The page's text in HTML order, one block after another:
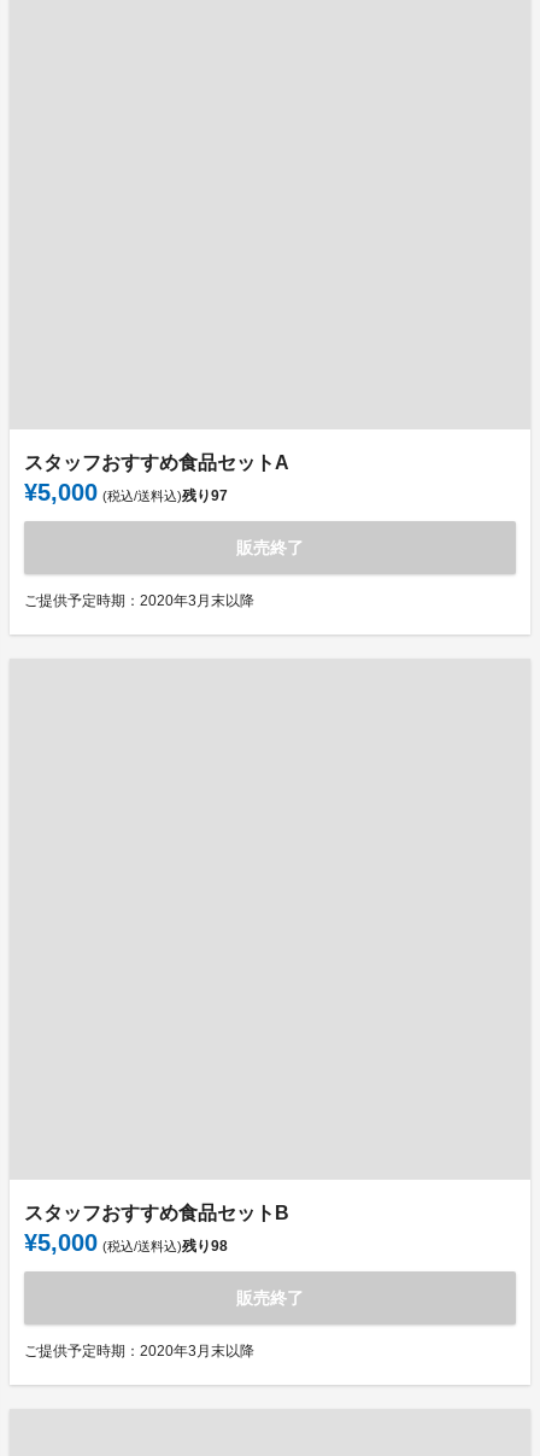
スタッフおすすめ食品セットA
¥5,000 (税込/送料込)残り97
販売終了
ご提供予定時期：2020年3月末以降
スタッフおすすめ食品セットB
¥5,000 (税込/送料込)残り98
販売終了
ご提供予定時期：2020年3月末以降